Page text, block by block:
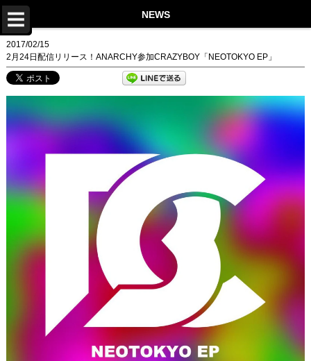
NEWS
2017/02/15
2月24日配信リリース！ANARCHY参加CRAZYBOY「NEOTOKYO EP」
NEWS
LIVE
DISCOGRAPHY
VIDEO
Twitter
LINE